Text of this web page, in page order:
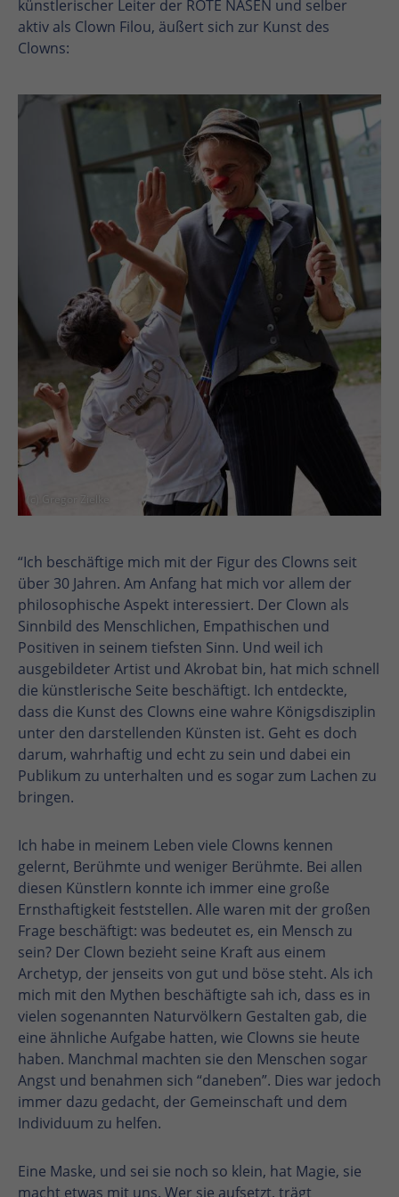
künstlerischer Leiter der ROTE NASEN und selber
aktiv als Clown Filou, äußert sich zur Kunst des
Clowns:
(c) Gregor Zielke
“Ich beschäftige mich mit der Figur des Clowns seit
über 30 Jahren. Am Anfang hat mich vor allem der
philosophische Aspekt interessiert. Der Clown als
Sinnbild des Menschlichen, Empathischen und
Positiven in seinem tiefsten Sinn. Und weil ich
ausgebildeter Artist und Akrobat bin, hat mich schnell
die künstlerische Seite beschäftigt. Ich entdeckte,
dass die Kunst des Clowns eine wahre Königsdisziplin
unter den darstellenden Künsten ist. Geht es doch
darum, wahrhaftig und echt zu sein und dabei ein
Publikum zu unterhalten und es sogar zum Lachen zu
bringen.
Ich habe in meinem Leben viele Clowns kennen
gelernt, Berühmte und weniger Berühmte. Bei allen
diesen Künstlern konnte ich immer eine große
Ernsthaftigkeit feststellen. Alle waren mit der großen
Frage beschäftigt: was bedeutet es, ein Mensch zu
sein? Der Clown bezieht seine Kraft aus einem
Archetyp, der jenseits von gut und böse steht. Als ich
mich mit den Mythen beschäftigte sah ich, dass es in
vielen sogenannten Naturvölkern Gestalten gab, die
eine ähnliche Aufgabe hatten, wie Clowns sie heute
haben. Manchmal machten sie den Menschen sogar
Angst und benahmen sich “daneben”. Dies war jedoch
immer dazu gedacht, der Gemeinschaft und dem
Individuum zu helfen.
Eine Maske, und sei sie noch so klein, hat Magie, sie
macht etwas mit uns. Wer sie aufsetzt, trägt